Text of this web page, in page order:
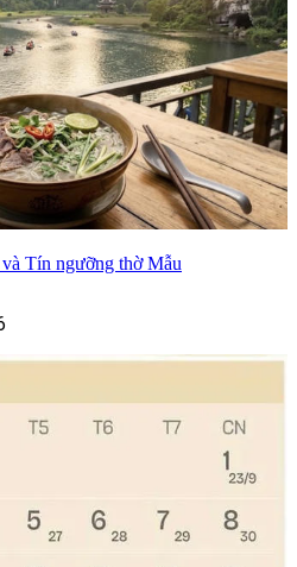
Tín ngưỡng thờ Mẫu